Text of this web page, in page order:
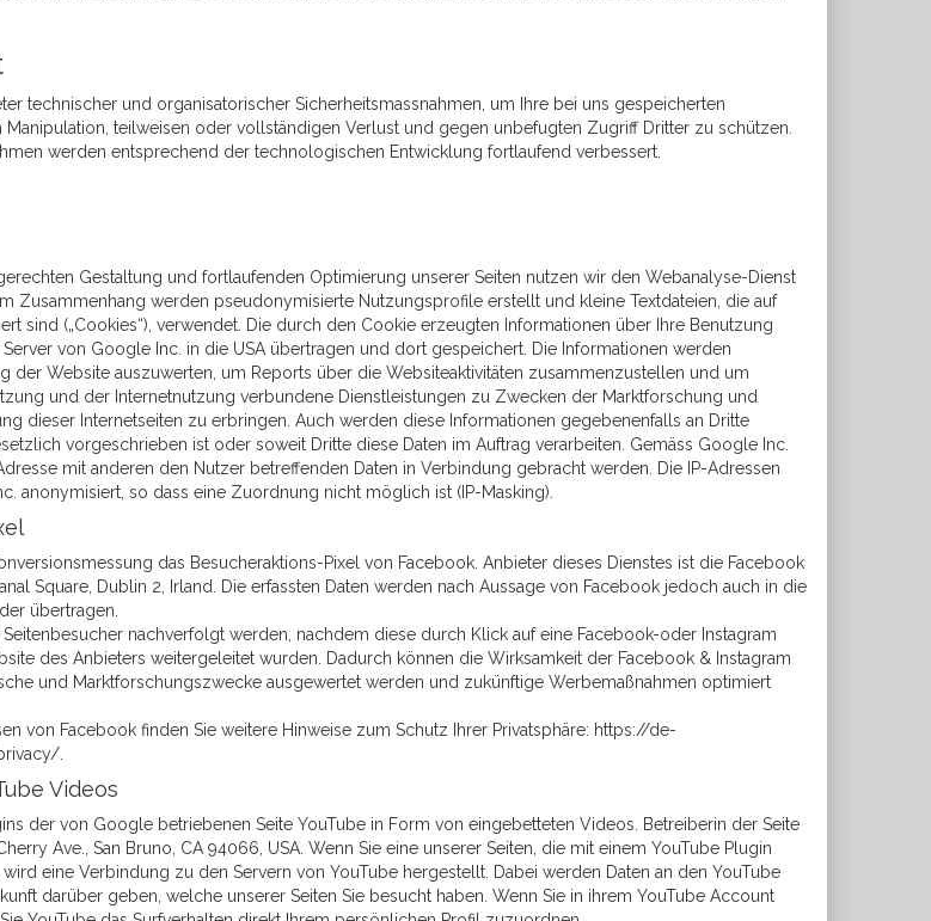
technischer und organisatorischer Sicherheitsmassnahmen, um Ihre bei uns gespeicherten
teilweisen oder vollständigen Verlust und gegen unbefugten Zugriff Dritter zu schützen.
werden entsprechend der technologischen Entwicklung fortlaufend verbessert.
Gestaltung und fortlaufenden Optimierung unserer Seiten nutzen wir den Webanalyse-Dienst
Zusammenhang werden pseudonymisierte Nutzungsprofile erstellt und kleine Textdateien, die auf
sind („Cookies“), verwendet. Die durch den Cookie erzeugten Informationen über Ihre Benutzung
von Google Inc. in die USA übertragen und dort gespeichert. Die Informationen werden
der Website auszuwerten, um Reports über die Websiteaktivitäten zusammenzustellen und um
und der Internetnutzung verbundene Dienstleistungen zu Zwecken der Marktforschung und
dieser Internetseiten zu erbringen. Auch werden diese Informationen gegebenenfalls an Dritte
vorgeschrieben ist oder soweit Dritte diese Daten im Auftrag verarbeiten. Gemäss Google Inc.
mit anderen den Nutzer betreffenden Daten in Verbindung gebracht werden. Die IP-Adressen
anonymisiert, so dass eine Zuordnung nicht möglich ist (IP-Masking).
das Besucheraktions-Pixel von Facebook. Anbieter dieses Dienstes ist die Facebook
Square, Dublin 2, Irland. Die erfassten Daten werden nach Aussage von Facebook jedoch auch in die
übertragen.
nachverfolgt werden, nachdem diese durch Klick auf eine Facebook-oder Instagram
des Anbieters weitergeleitet wurden. Dadurch können die Wirksamkeit der Facebook & Instagram
und Marktforschungszwecke ausgewertet werden und zukünftige Werbemaßnahmen optimiert
von Facebook finden Sie weitere Hinweise zum Schutz Ihrer Privatsphäre: https://de-
.
Videos
der von Google betriebenen Seite YouTube in Form von eingebetteten Videos. Betreiberin der Seite
Ave., San Bruno, CA 94066, USA. Wenn Sie eine unserer Seiten, die mit einem YouTube Plugin
eine Verbindung zu den Servern von YouTube hergestellt. Dabei werden Daten an den YouTube
darüber geben, welche unserer Seiten Sie besucht haben. Wenn Sie in ihrem YouTube Account